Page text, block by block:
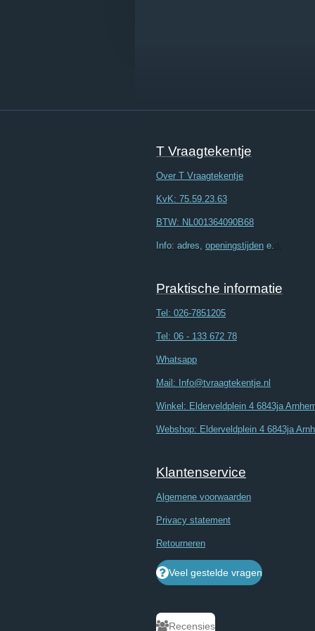
T Vraagtekentje
Over T Vraagtekentje
KvK: 75.59.23.63
BTW: NL001364090B68
Info: adres, openingstijden e.
Praktische informatie
Tel: 026-7851205
Tel: 06 - 133 672 78
Whatsapp
Mail: Info@tvraagtekentje.nl
Winkel: Elderveldplein 4 6843ja
Webshop: Elderveldplein 4 6843ja
Klantenservice
Algemene voorwaarden
Privacy statement
Retourneren
Veel gestelde vragen
Recensies